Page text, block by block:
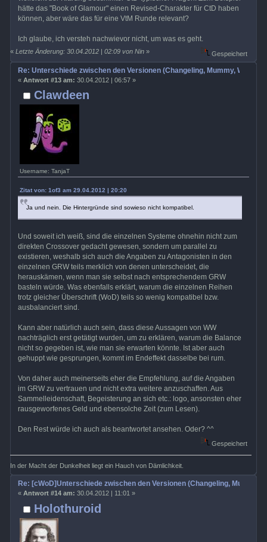
hätte das "Book of Glamour" einen Revised-Charakter für CtD haben
können, aber wäre das für eine VtM Runde relevant?
Ich glaube, ich versteh nachwievor nicht, um was es geht.
«Letzte Änderung: 30.04.2012 | 02:09 von Nin » Gespeichert
Clawdeen
Username: TanjaT
Re: Unterschiede zwischen den Versionen (Changeling, Mummy, Wrath
« Antwort #13 am: 30.04.2012 | 06:57 »
Zitat von: 1of3 am 29.04.2012 | 20:20
Ja und nein. Die Hintergründe sind sowieso nicht kompatibel.
Und soweit ich weiß, sind die einzelnen Systeme ohnehin nicht zum
direkten Crossover gedacht gewesen, sondern um parallel zu
existieren, weshalb sich auch die Angaben zu Antagonisten in den
einzelnen GRW teils merklich von denen unterscheidet, die
herauskämen, wenn man sie selbst nach entsprechendem GRW
basteln würde. Was ebenfalls erklärt, warum die einzelnen Reihen
trotz gleicher Überschrift (WoD) teils so wenig kompatibel bzw.
ausbalanciert sind.
Kann aber natürlich auch sein, dass diese Aussagen von WW
nachträglich erst getätigt wurden, um zu erklären, warum die Balance
nicht so gegeben ist, wie man sie erwarten könnte. Ist aber auch
gehuppt wie gesprungen, kommt im Endeffekt dasselbe bei rum.
Von daher auch meinerseits eher die Empfehlung, auf die Angaben
im GRW zu vertrauen und nicht extra weitere anzuschaffen. Aus
Sammelleidenschaft, Begeisterung an sich etc.: logo, ansonsten eher
rausgeworfenes Geld und ebensolche Zeit (zum Lesen).
Den Rest würde ich auch als beantwortet ansehen. Oder? ^^
Gespeichert
In der Macht der Dunkelheit liegt ein Hauch von Dämlichkeit.
Holothuroid
Re: [cWoD]Unterschiede zwischen den Versionen (Changeling, Mummy,
« Antwort #14 am: 30.04.2012 | 11:01 »